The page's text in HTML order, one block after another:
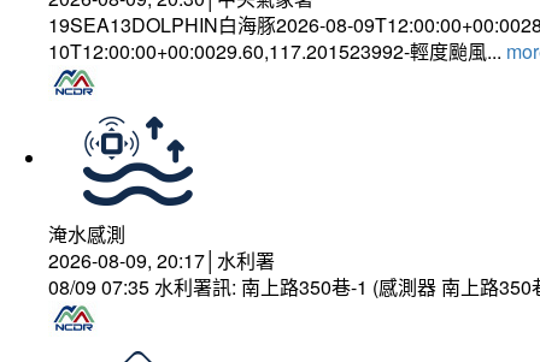
19SEA13DOLPHIN白海豚2026-08-
10T12:00:00+00:0029.60,117.201523992-輕度颱風...
淹水感測
2026-08-09, 20:17│水利署
08/09 07:35 水利署訊: 南上路350巷-1 (感測器 南上路